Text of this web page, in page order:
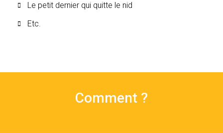
Le petit dernier qui quitte le nid
Etc.
Comment ?